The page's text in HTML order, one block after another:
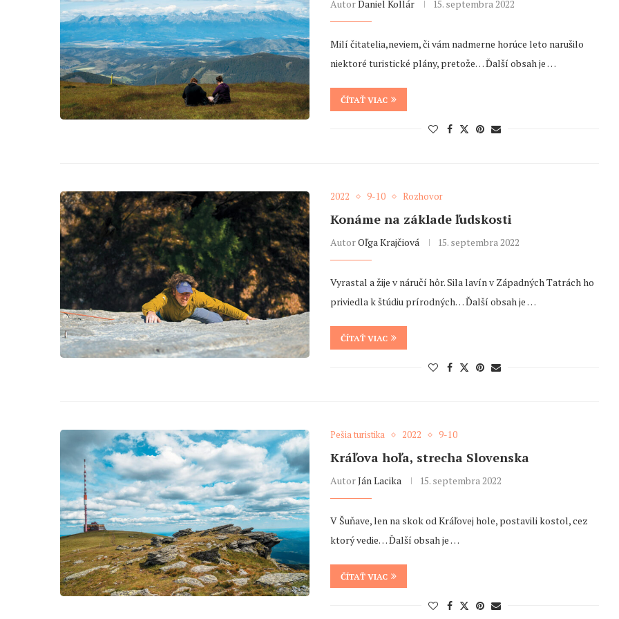
AutorDaniel Kollár 15. septembra 2022
Milí čitatelia,neviem, či vám nadmerne horúce leto narušilo
niektoré turistické plány, pretože… Ďalší obsah je …
ČÍTAŤ VIAC
2022 9-10 Rozhovor
Konáme na základe ľudskosti
AutorOľga Krajčiová 15. septembra 2022
Vyrastal a žije v náručí hôr. Sila lavín v Západných Tatrách ho
priviedla k štúdiu prírodných… Ďalší obsah je …
ČÍTAŤ VIAC
Pešia turistika 2022 9-10
Kráľova hoľa, strecha Slovenska
AutorJán Lacika 15. septembra 2022
V Šuňave, len na skok od Kráľovej hole, postavili kostol, cez
ktorý vedie… Ďalší obsah je …
ČÍTAŤ VIAC